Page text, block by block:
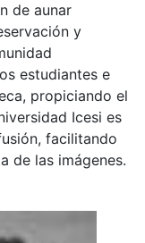
de aunar
y
estudiantes e
propiciando el
Icesi es
facilitando
de las imágenes.